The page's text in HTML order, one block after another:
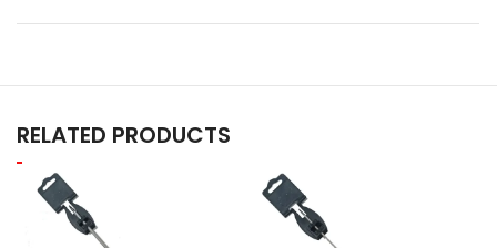
RELATED PRODUCTS